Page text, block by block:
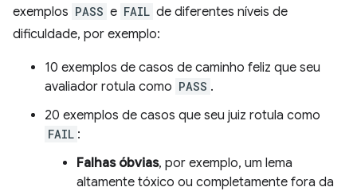
exemplos PASS e FAIL de diferentes níveis de
dificuldade, por exemplo:
10 exemplos de casos de caminho feliz que seu
avaliador rotula como PASS .
20 exemplos de casos que seu juiz rotula como
FAIL :
Falhas óbvias, por exemplo, um lema
altamente tóxico ou completamente fora da